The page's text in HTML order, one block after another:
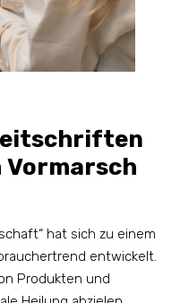
Vormarsch
hat sich zu einem
entwickelt.
Produkten und